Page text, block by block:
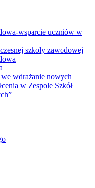
wsparcie uczniów w
szkoły zawodowej
we wdrażanie nowych
w Zespole Szkół